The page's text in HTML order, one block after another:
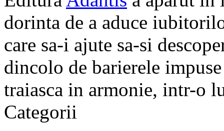
dorinta de a aduce
care sa-i ajute sa-si
dincolo de barierele
traiasca in armonie, intr-o
Categorii